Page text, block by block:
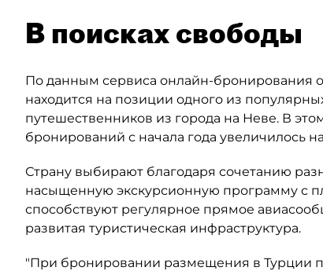
В поисках свободы
По данным сервиса онлайн-бронирования
находится на позиции одного из
путешественников из города на Неве. В
бронирований с начала года увеличилось
Страну выбирают благодаря сочетанию
насыщенную экскурсионную программу с
способствуют регулярное прямое
развитая туристическая инфраструктура.
"При бронировании размещения в Турции